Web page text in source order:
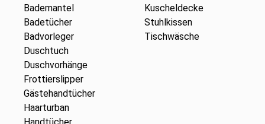
Bademantel
Badetücher
Badvorleger
Duschtuch
Duschvorhänge
Frottierslipper
Gästehandtücher
Haarturban
Kuscheldecke
Stuhlkissen
Tischwäsche